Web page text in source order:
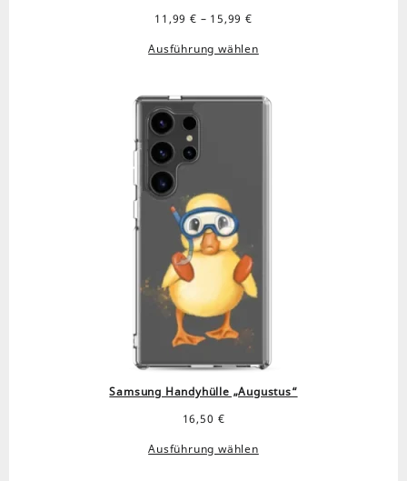
11,99 € – 15,99€Preisspanne:
bis
Ausführung wählen
Samsung Handyhülle „Augustus“
16,50 €
Ausführung wählen